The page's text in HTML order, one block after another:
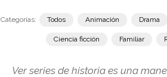
Categorías: Todos Animación Drama
Ciencia ficción Familiar
Ver series de historia es una